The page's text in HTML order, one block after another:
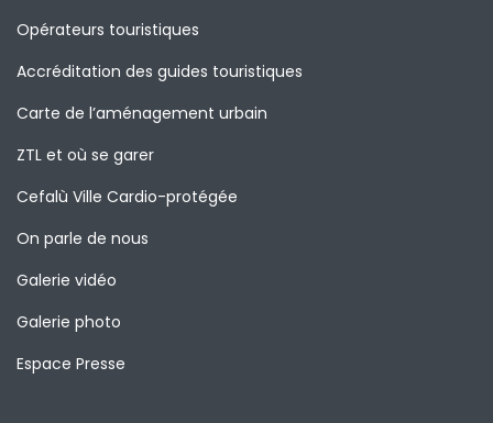
Opérateurs touristiques
Accréditation des guides touristiques
Carte de l’aménagement urbain
ZTL et où se garer
Cefalù Ville Cardio-protégée
On parle de nous
Galerie vidéo
Galerie photo
Espace Presse